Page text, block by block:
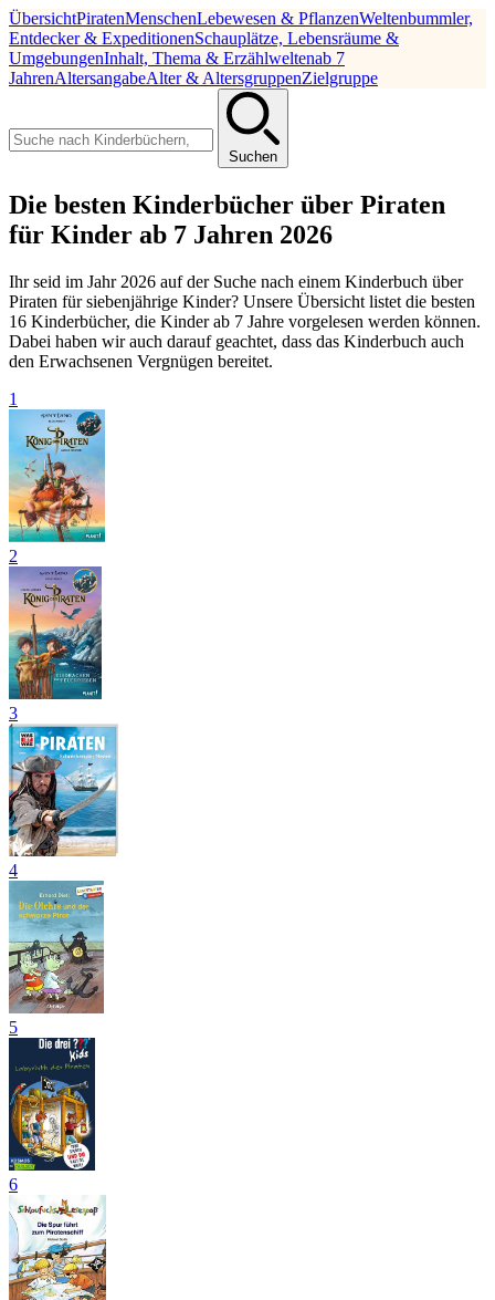
ÜbersichtPiratenMenschenLebewesen & PflanzenWeltenbummler,
Entdecker & ExpeditionenSchauplätze, Lebensräume &
UmgebungenInhalt, Thema & Erzählweltenab 7
JahrenAltersangabeAlter & AltersgruppenZielgruppe
Suchen
Die besten Kinderbücher über Piraten
für Kinder ab 7 Jahren 2026
Ihr seid im Jahr 2026 auf der Suche nach einem Kinderbuch über
Piraten für siebenjährige Kinder? Unsere Übersicht listet die besten
16 Kinderbücher, die Kinder ab 7 Jahre vorgelesen werden können.
Dabei haben wir auch darauf geachtet, dass das Kinderbuch auch
den Erwachsenen Vergnügen bereitet.
1
2
3
4
5
6